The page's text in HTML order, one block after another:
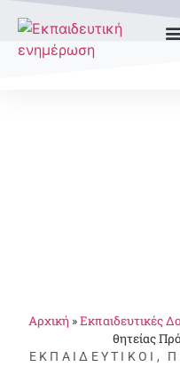
Αρχική »Εκπαιδευτικές
θητείας
ΕΚΠΑΙΔΕΥΤΙΚΟΊ ,